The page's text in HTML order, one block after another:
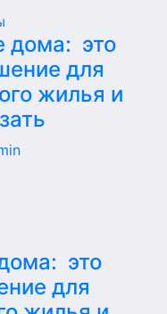
дома: это
для
жилья и
это
для